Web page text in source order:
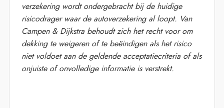
verzekering wordt ondergebracht bij de huidige
risicodrager waar de autoverzekering al loopt. Van
Campen & Dijkstra behoudt zich het recht voor om
dekking te weigeren of te beëindigen als het risico
niet voldoet aan de geldende acceptatiecriteria of als
onjuiste of onvolledige informatie is verstrekt.